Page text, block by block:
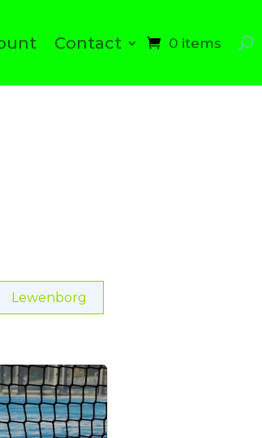
Contact 0 items
Lewenborg